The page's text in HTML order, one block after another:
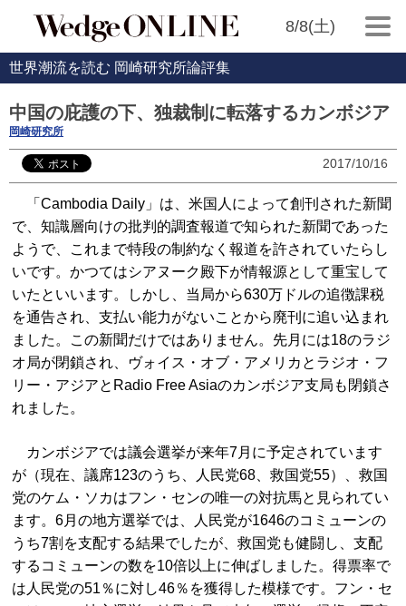
8/8(土)
世界潮流を読む 岡崎研究所論評集
中国の庇護の下、独裁制に転落するカンボジア
岡崎研究所
2017/10/16
「Cambodia Daily」は、米国人によって創刊された新聞
で、知識層向けの批判的調査報道で知られた新聞であった
ようで、これまで特段の制約なく報道を許されていたらし
いです。かつてはシアヌーク殿下が情報源として重宝して
いたといいます。しかし、当局から630万ドルの追徴課税
を通告され、支払い能力がないことから廃刊に追い込まれ
ました。この新聞だけではありません。先月には18のラジ
オ局が閉鎖され、ヴォイス・オブ・アメリカとラジオ・フ
リー・アジアとRadio Free Asiaのカンボジア支局も閉鎖さ
れました。
カンボジアでは議会選挙が来年7月に予定されています
が（現在、議席123のうち、人民党68、救国党55）、救国
党のケム・ソカはフン・センの唯一の対抗馬と見られてい
ます。6月の地方選挙では、人民党が1646のコミューンの
うち7割を支配する結果でしたが、救国党も健闘し、支配
するコミューンの数を10倍以上に伸ばしました。得票率で
は人民党の51％に対し46％を獲得した模様です。フン・セ